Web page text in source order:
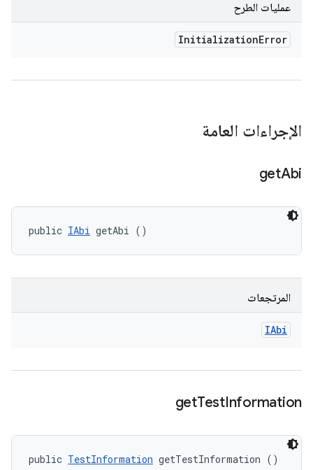
عمليات الطرح
InitializationError
الإجراءات العامة
getAbi
public IAbi getAbi ()
المرتجعات
IAbi
getTestInformation
public TestInformation getTestInformation ()